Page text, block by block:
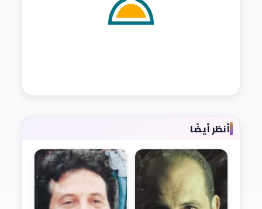
أنظر أيضًا